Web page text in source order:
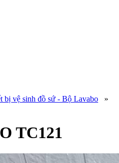
bị vệ sinh đồ sứ - Bộ Lavabo »
TC121